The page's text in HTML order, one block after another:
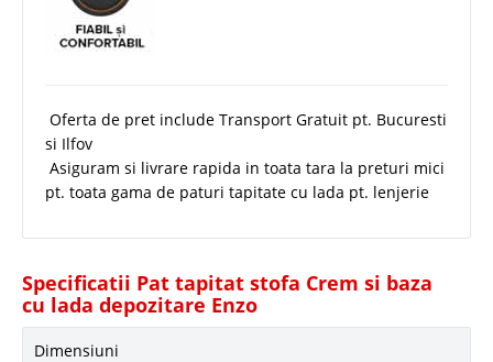
Oferta de pret include Transport Gratuit pt. Bucuresti
si Ilfov
Asiguram si livrare rapida in toata tara la preturi mici
pt. toata gama de paturi tapitate cu lada pt. lenjerie
Specificatii Pat tapitat stofa Crem si baza
cu lada depozitare Enzo
Dimensiuni